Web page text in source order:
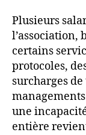
Plusieurs
l’association,
certains
protocoles,
surcharges
une
entière